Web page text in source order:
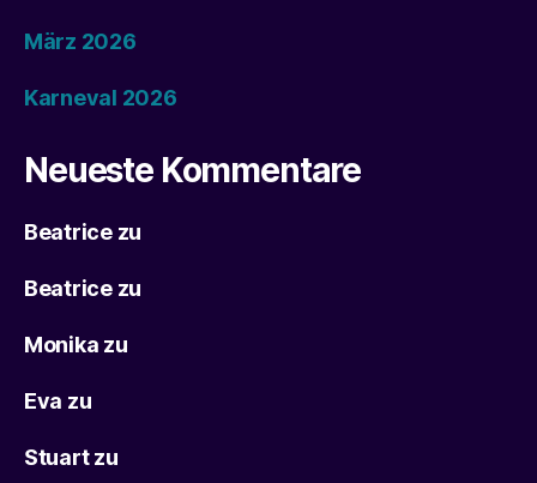
März 2026
Karneval 2026
Neueste Kommentare
Beatricezu
Beatricezu
Monika zu
Eva zu
Stuartzu